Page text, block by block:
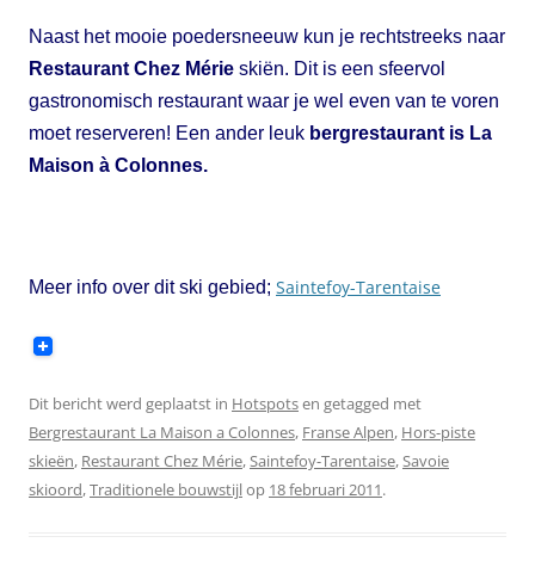
Naast het mooie poedersneeuw kun je rechtstreeks naar
Restaurant Chez Mérie skiën. Dit is een sfeervol
gastronomisch restaurant waar je wel even van te voren
moet reserveren! Een ander leuk bergrestaurant is La
Maison à Colonnes.
Meer info over dit ski gebied; Saintefoy-Tarentaise
Dit bericht werd geplaatst in Hotspotsen getagged met
Bergrestaurant La Maison a Colonnes, Franse Alpen, Hors-piste
skieën, Restaurant Chez Mérie,Saintefoy-Tarentaise,Savoie
skioord,Traditionele bouwstijlop 18 februari 2011.